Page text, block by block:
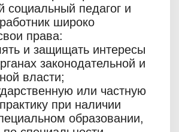
социальный педагог и
широко
права:
и защищать интересы
законодательной и
власти;
или частную
при наличии
образовании,